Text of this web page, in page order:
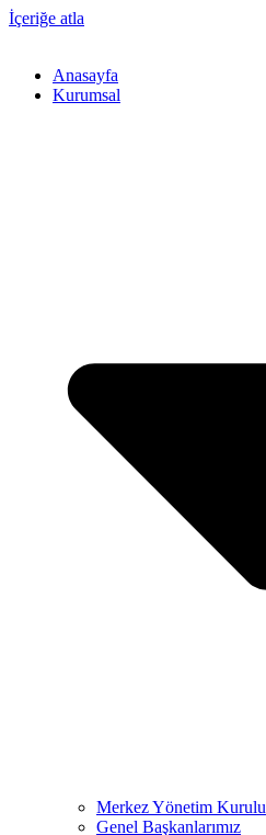
İçeriğe atla
Anasayfa
Kurumsal
Merkez Yönetim Kurulu
Genel Başkanlarımız